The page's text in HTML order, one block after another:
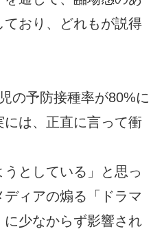
おり、どれもが説得
の予防接種率が80%に
は、正直に言って衝
としている」と思っ
ィアの煽る「ドラマ
少なからず影響され